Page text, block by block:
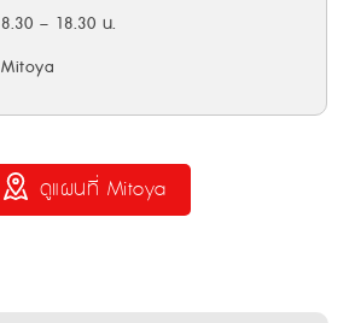
8.30 – 18.30 น.
Mitoya
ดูแผนที่ Mitoya